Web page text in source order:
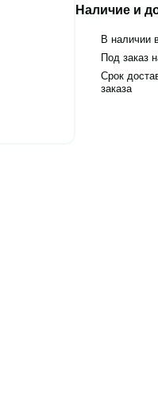
Наличие и
В наличии
Под заказ
Срок
заказа